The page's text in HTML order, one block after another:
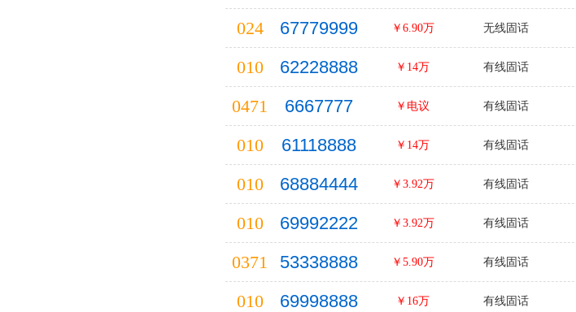
024 67779999 ￥6.90万 无线固话
010 62228888 ￥14万 有线固话
0471 6667777 ￥电议 有线固话
010 61118888 ￥14万 有线固话
010 68884444 ￥3.92万 有线固话
010 69992222 ￥3.92万 有线固话
0371 53338888 ￥5.90万 有线固话
010 69998888 ￥16万 有线固话